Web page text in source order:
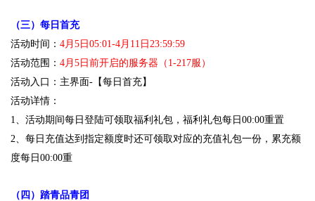
（三）每日首充
活动时间： 4月5日05:01-4月11日23:59:59
活动范围： 4月5日前开启的服务器（1-217服）
活动入口：主界面-【每日首充】
活动详情：
1、活动期间每日登陆可领取福利礼包，福利礼包每日00:00重置
2、每日充值达到指定额度时还可领取对应的充值礼包一份，累充额
度每日00:00重
（四）踏青品青团